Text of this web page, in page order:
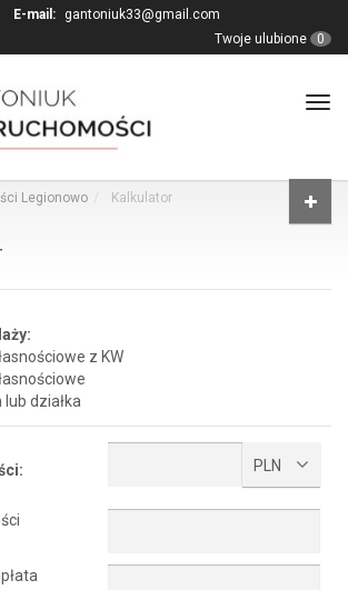
E-mail:
gantoniuk33@gmail.com
Twoje ulubione
0
Legionowo Kalkulator
z KW
działka
PLN